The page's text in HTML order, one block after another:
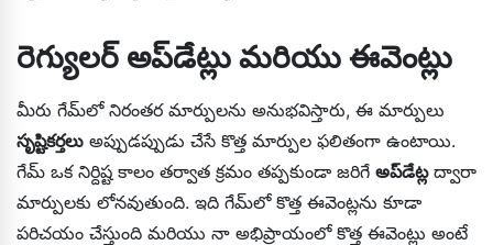
రెగ్యులర్ అప్‌డేట్లు మరియు ఈవెంట్లు
మీరు గేమ్‌లో నిరంతర మార్పులను అనుభవిస్తారు, ఈ మార్పులు
సృష్టికర్తలు అప్పుడప్పుడు చేసే కొత్త మార్పుల ఫలితంగా ఉంటాయి.
గేమ్ ఒక నిర్దిష్ట కాలం తర్వాత క్రమం తప్పకుండా జరిగే అప్‌డేట్లద్వారా
మార్పులకు లోనవుతుంది. ఇది గేమ్‌లో కొత్త ఈవెంట్లను కూడా
పరిచయం చేస్తుంది మరియు నా అభిప్రాయంలో కొత్త ఈవెంట్లు అంటే